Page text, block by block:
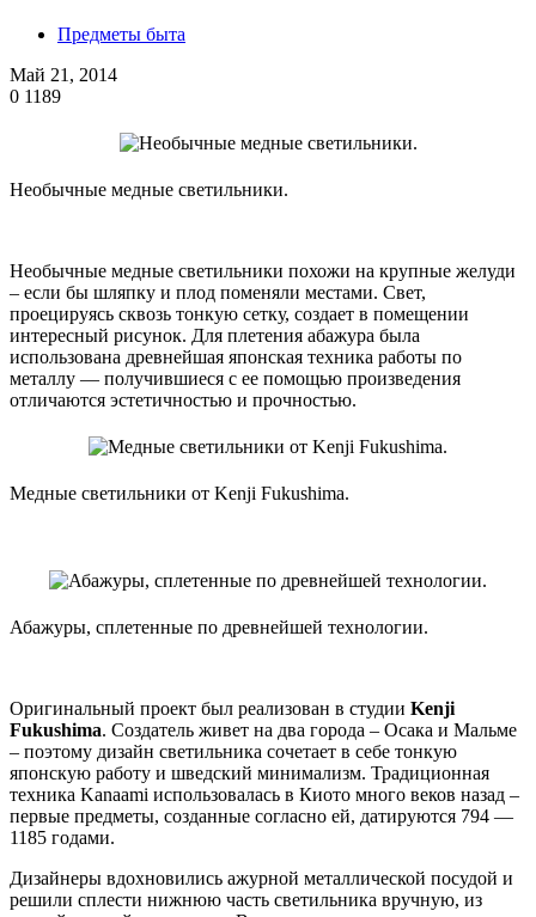
Предметы быта
Май 21, 2014
0 1189
Необычные медные светильники.
Необычные медные светильники похожи на крупные желуди
– если бы шляпку и плод поменяли местами. Свет,
проецируясь сквозь тонкую сетку, создает в помещении
интересный рисунок. Для плетения абажура была
использована древнейшая японская техника работы по
металлу — получившиеся с ее помощью произведения
отличаются эстетичностью и прочностью.
Медные светильники от Kenji Fukushima.
Абажуры, сплетенные по древнейшей технологии.
Оригинальный проект был реализован в студии Kenji
Fukushima. Создатель живет на два города – Осака и Мальме
– поэтому дизайн светильника сочетает в себе тонкую
японскую работу и шведский минимализм. Традиционная
техника Kanaami использовалась в Киото много веков назад –
первые предметы, созданные согласно ей, датируются 794 —
1185 годами.
Дизайнеры вдохновились ажурной металлической посудой и
решили сплести нижнюю часть светильника вручную, из